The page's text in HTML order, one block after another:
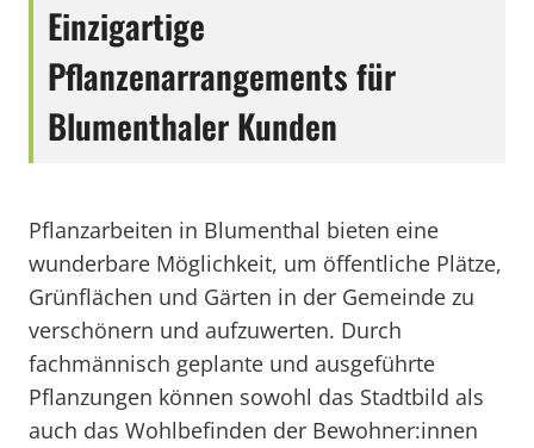
Einzigartige
Pflanzenarrangements für
Blumenthaler Kunden
Pflanzarbeiten in Blumenthal bieten eine
wunderbare Möglichkeit, um öffentliche Plätze,
Grünflächen und Gärten in der Gemeinde zu
verschönern und aufzuwerten. Durch
fachmännisch geplante und ausgeführte
Pflanzungen können sowohl das Stadtbild als
auch das Wohlbefinden der Bewohner:innen